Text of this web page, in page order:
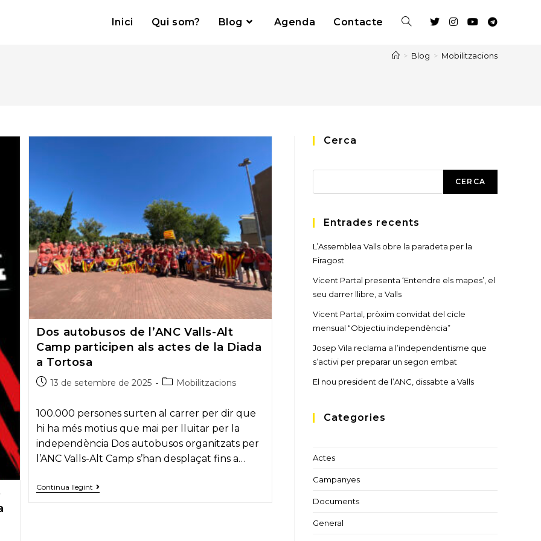
Inici Qui som? Blog Agenda Contacte Toggle
> Blog > Mobilitzacions
Dos autobusos de l’ANC Valls-Alt
Camp participen als actes de la Diada
a Tortosa
Post13 de setembre de 2025
PostMobilitzacions
100.000 persones surten al carrer per dir que
hi ha més motius que mai per lluitar per la
independència Dos autobusos organitzats per
l’ANC Valls-Alt Camp s’han desplaçat fins a…
Continua llegint Dos
Cerca
CERCA
Entrades recents
L’Assemblea Valls obre la paradeta per la
Firagost
Vicent Partal presenta ‘Entendre els mapes’, el
seu darrer llibre, a Valls
Vicent Partal, pròxim convidat del cicle
mensual “Objectiu independència”
Josep Vila reclama a l’independentisme que
s’activi per preparar un segon embat
El nou president de l’ANC, dissabte a Valls
Categories
Actes
Campanyes
Documents
General